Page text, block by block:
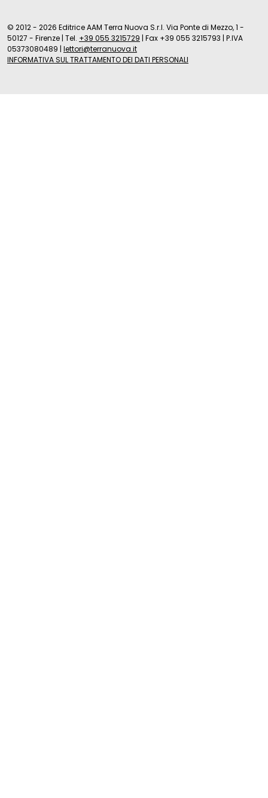
© 2012 - 2026 Editrice AAM Terra Nuova S.r.l. Via Ponte di Mezzo, 1 -
50127 - Firenze | Tel. +39 055 3215729 | Fax +39 055 3215793 | P.IVA
05373080489 | lettori@terranuova.it
INFORMATIVA SUL TRATTAMENTO DEI DATI PERSONALI